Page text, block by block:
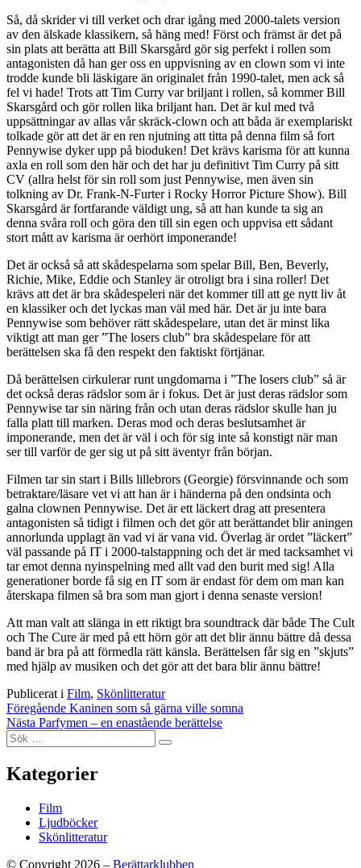
Så, då skrider vi till verket och drar igång med 2000-talets version
av den älskade klassikern, så häng med! Först och främst är det på
sin plats att berätta att Bill Skarsgård gör sig perfekt i rollen som
antagonisten då han ger oss en uppvisning av en clown som vi inte
trodde kunde bli läskigare än originalet från 1990-talet, men ack så
fel vi hade! Trots att Tim Curry var briljant i rollen, så kommer Bill
Skarsgård och gör rollen lika briljant han. Det är kul med två
uppsättningar av allas vår skräck-clown och att båda är exemplariskt
tolkade gör att det är en ren njutning att titta på denna film så fort
Pennywise dyker upp på bioduken! Det krävs karisma för att kunna
axla en roll som den här och det har ju definitivt Tim Curry på sitt
CV (allra helst för sin roll som just Pennywise, men även sin
tolkning av Dr. Frank-N-Furter i Rocky Horror Picture Show). Bill
Skarsgård är fortfarande väldigt ung, så att han kunde ta sig an
denna svåra roll och göra den till sin egen och uppvisa ett sådant
stort mått av karisma är oerhört imponerande!
Det är också så att skådespelarna som spelar Bill, Ben, Beverly,
Richie, Mike, Eddie och Stanley är otroligt bra i sina roller! Det
krävs att det är bra skådespeleri när det kommer till att ge nytt liv åt
en klassiker och det lyckas man väl med här. Det är ju inte bara
Pennywise som behöver rätt skådespelare, utan det är minst lika
viktigt att man ger ”The losers club” bra skådespelare för att
berättelsen ska få den respekt den faktiskt förtjänar.
Då berättelsen cirkulerar runt ungdomarna i ”The losers club” så är
det också deras rädslor som är i fokus. Det är just deras rädslor som
Pennywise tar sin näring från och utan deras rädslor skulle han ju
falla platt till marken. Deras mod och deras beslutsamhet är
imponerande, men det är väl i och för sig inte så konstigt när man
ser till varför de ger sig ut på sitt äventyr från början.
Filmen tar sin start i Bills lillebrors (Georgie) försvinnande och som
betraktare/läsare vet vi att han är i händerna på den ondsinta och
galna clownen Pennywise. Det är ett läckert drag att presentera
antagonisten så tidigt i filmen och det gör att berättandet blir aningen
annorlunda upplagt än vad vi är vana vid. Överlag är ordet ”läckert”
väl passande på IT i 2000-talstappning och det är med tacksamhet vi
tar emot denna nyinspelning med allt vad den burit med sig! Alla
generationer borde få sig en IT som är endast för dem om man kan
återskapa filmen så bra som man gjort i denna senaste version!
Att man valt att slänga in ett riktigt bra soundtrack där både The Cult
och The Cure är med på ett hörn gör att det blir ännu bättre då dessa
band är bra på att förmedla rätt känsla. Berättelsen får sig en ”skjuts”
med hjälp av musiken och det gör att det bara blir ännu bättre!
Publicerat i Film, Skönlitteratur
Inläggsnavigering
Föregående Kaninen som så gärna ville somna
Nästa Parfymen – en enastående berättelse
Sök
efter:
Sök
Kategorier
Film
Ljudböcker
Skönlitteratur
© Copyright 2026 – Berättarklubben